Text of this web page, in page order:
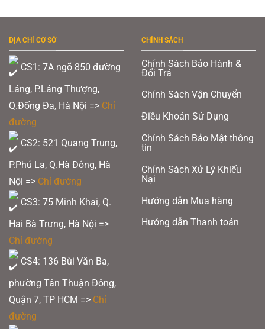
có
tùy
chọn
thể
chọn
phẩm
ĐỊA CHỈ CƠ SỞ
CS1: 7A ngõ 850 đường
Láng, P.Láng Thượng,
Q.Đống Đa, Hà Nội => Chỉ
đường
CS2: 521 Quang Trung,
P.Phú La, Q.Hà Đông, Hà
Nội => Chỉ đường
CS3: 75 Minh Khai, Q.
Hai Bà Trưng, Hà Nội =>
Chỉ đường
CS4: 136 Bùi Văn Ba,
phường Tân Thuận Đông,
Quận 7, TP HCM => Chỉ
đường
CHÍNH SÁCH
Chính Sách Bảo Hành &
Đổi Trả
Chính Sách Vận Chuyển
Điều Khoản Sử Dụng
Chính Sách Bảo Mật thông
tin
Chính Sách Xử Lý Khiếu
Nại
Hướng dẫn Mua hàng
Hướng dẫn Thanh toán